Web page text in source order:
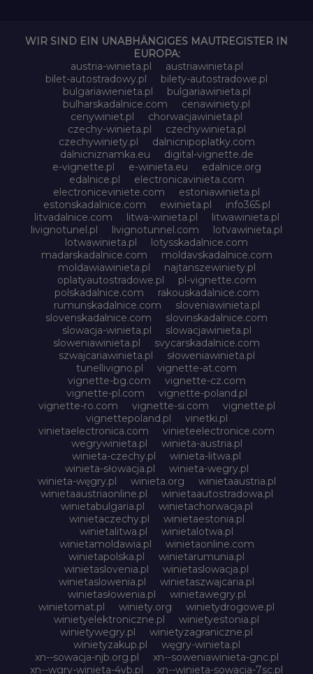
WIR SIND EIN UNABHÄNGIGES MAUTREGISTER IN
EUROPA:
austria-winieta.pl
austriawinieta.pl
bilet-autostradowy.pl
bilety-autostradowe.pl
bulgariawienieta.pl
bulgariawinieta.pl
bulharskadalnice.com
cenawiniety.pl
cenywiniet.pl
chorwacjawinieta.pl
czechy-winieta.pl
czechywinieta.pl
czechywiniety.pl
dalnicnipoplatky.com
dalnicniznamka.eu
digital-vignette.de
e-vignette.pl
e-winieta.eu
edalnice.org
edalnice.pl
electronicavinieta.com
electroniceviniete.com
estoniawinieta.pl
estonskadalnice.com
ewinieta.pl
info365.pl
litvadalnice.com
litwa-winieta.pl
litwawinieta.pl
livignotunel.pl
livignotunnel.com
lotvawinieta.pl
lotwawinieta.pl
lotysskadalnice.com
madarskadalnice.com
moldavskadalnice.com
moldawiawinieta.pl
najtanszewiniety.pl
oplatyautostradowe.pl
pl-vignette.com
polskadalnice.com
rakouskadalnice.com
rumunskadalnice.com
sloveniawinieta.pl
slovenskadalnice.com
slovinskadalnice.com
slowacja-winieta.pl
slowacjawinieta.pl
sloweniawinieta.pl
svycarskadalnice.com
szwajcariawinieta.pl
słoweniawinieta.pl
tunellivigno.pl
vignette-at.com
vignette-bg.com
vignette-cz.com
vignette-pl.com
vignette-poland.pl
vignette-ro.com
vignette-si.com
vignette.pl
vignettepoland.pl
vinetki.pl
vinietaelectronica.com
vinieteelectronice.com
wegrywinieta.pl
winieta-austria.pl
winieta-czechy.pl
winieta-litwa.pl
winieta-słowacja.pl
winieta-wegry.pl
winieta-węgry.pl
winieta.org
winietaaustria.pl
winietaaustriaonline.pl
winietaautostradowa.pl
winietabulgaria.pl
winietachorwacja.pl
winietaczechy.pl
winietaestonia.pl
winietalitwa.pl
winietalotwa.pl
winietamoldawia.pl
winietaonline.com
winietapolska.pl
winietarumunia.pl
winietaslovenia.pl
winietaslowacja.pl
winietaslowenia.pl
winietaszwajcaria.pl
winietasłowenia.pl
winietawegry.pl
winietomat.pl
winiety.org
winietydrogowe.pl
winietyelektroniczne.pl
winietyestonia.pl
winietywegry.pl
winietyzagraniczne.pl
winietyzakup.pl
węgry-winieta.pl
xn--sowacja-njb.org.pl
xn--soweniawinieta-gnc.pl
xn--wgry-winieta-4vb.pl
xn--winieta-sowacja-7sc.pl